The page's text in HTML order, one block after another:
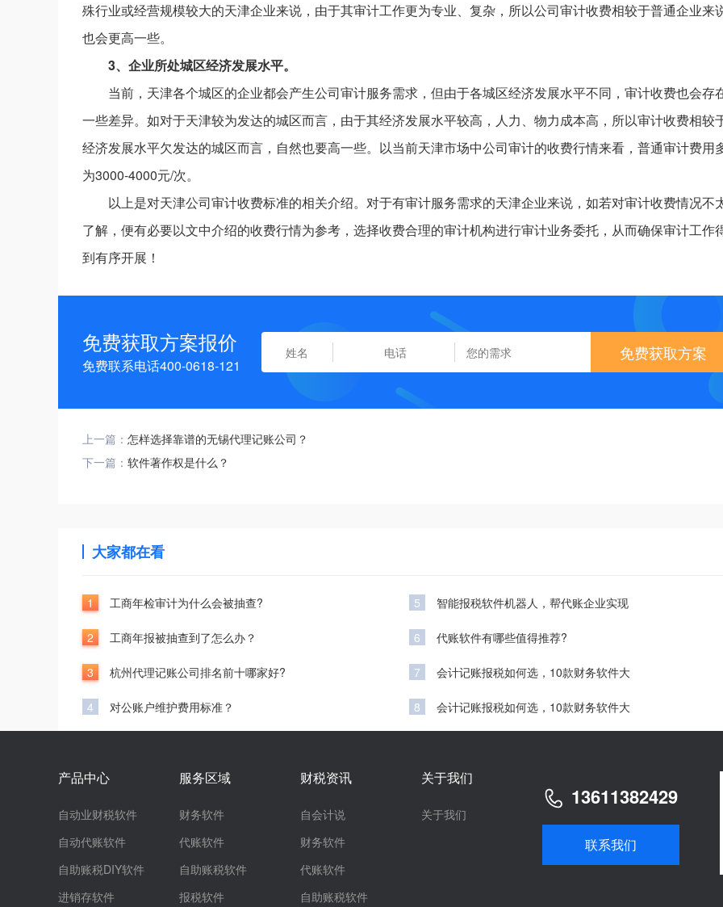
殊行业或经营规模较大的天津企业来说，由于其审计工作更为专业、复杂，所以公司审计收费相较于普通企业来
也会更高一些。
3、企业所处城区经济发展水平。
当前，天津各个城区的企业都会产生公司审计服务需求，但由于各城区经济发展水平不同，审计收费也会存
一些差异。如对于天津较为发达的城区而言，由于其经济发展水平较高，人力、物力成本高，所以审计收费相较
经济发展水平欠发达的城区而言，自然也要高一些。以当前天津市场中公司审计的收费行情来看，普通审计费用
为3000-4000元/次。
以上是对天津公司审计收费标准的相关介绍。对于有审计服务需求的天津企业来说，如若对审计收费情况不
了解，便有必要以文中介绍的收费行情为参考，选择收费合理的审计机构进行审计业务委托，从而确保审计工作
到有序开展！
免费获取方案报价
免费联系电话400-0618-121
免费获取方案
上一篇： 怎样选择靠谱的无锡代理记账公司？
下一篇： 软件著作权是什么？
大家都在看
1 工商年检审计为什么会被抽查?
2 工商年报被抽查到了怎么办？
3 杭州代理记账公司排名前十哪家好?
4 对公账户维护费用标准？
5 智能报税软件机器人，帮代账企业实现
6 代账软件有哪些值得推荐?
7 会计记账报税如何选，10款财务软件大
8 会计记账报税如何选，10款财务软件大
产品中心
自动业财税软件
自动代账软件
自助账税DIY软件
进销存软件
服务区域
财务软件
代账软件
自助账税软件
报税软件
财税资讯
自会计说
财务软件
代账软件
自助账税软件
关于我们
关于我们
13611382429
联系我们